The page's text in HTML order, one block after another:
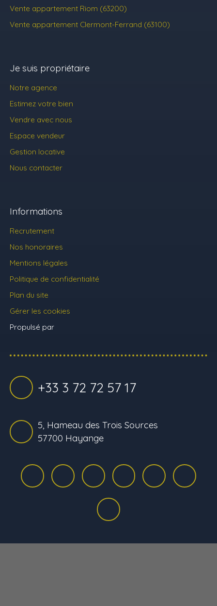
Vente appartement Riom (63200)
Vente appartement Clermont-Ferrand (63100)
Je suis propriétaire
Notre agence
Estimez votre bien
Vendre avec nous
Espace vendeur
Gestion locative
Nous contacter
Informations
Recrutement
Nos honoraires
Mentions légales
Politique de confidentialité
Plan du site
Gérer les cookies
Propulsé par
+33 3 72 72 57 17
5, Hameau des Trois Sources
57700 Hayange